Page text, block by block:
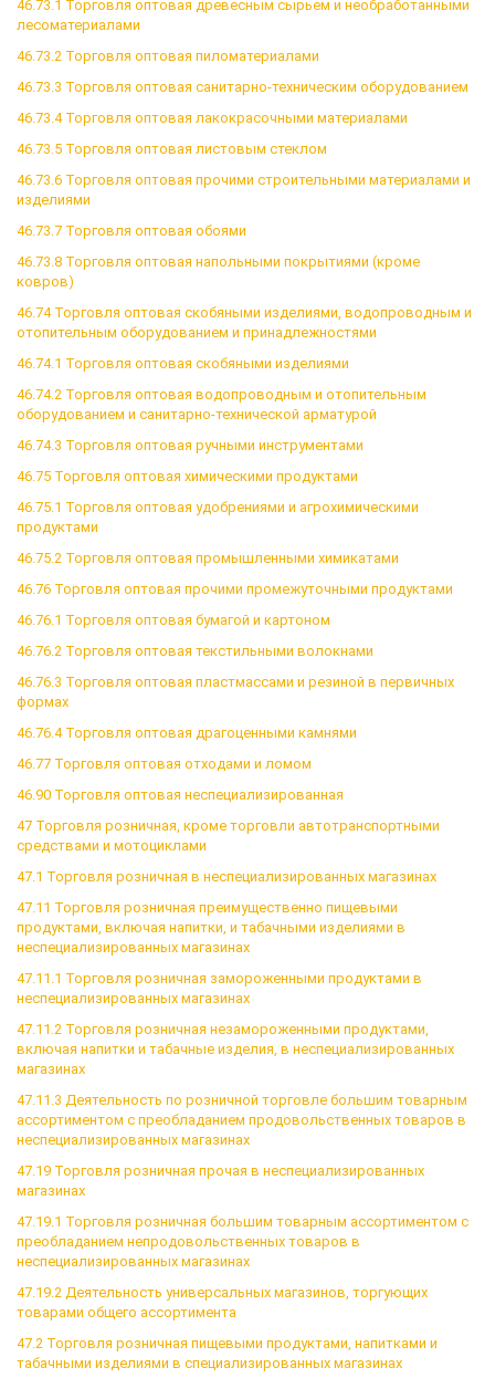
46.73.1 Торговля оптовая древесным сырьем и необработанными
лесоматериалами
46.73.2 Торговля оптовая пиломатериалами
46.73.3 Торговля оптовая санитарно-техническим оборудованием
46.73.4 Торговля оптовая лакокрасочными материалами
46.73.5 Торговля оптовая листовым стеклом
46.73.6 Торговля оптовая прочими строительными материалами и
изделиями
46.73.7 Торговля оптовая обоями
46.73.8 Торговля оптовая напольными покрытиями (кроме
ковров)
46.74 Торговля оптовая скобяными изделиями, водопроводным и
отопительным оборудованием и принадлежностями
46.74.1 Торговля оптовая скобяными изделиями
46.74.2 Торговля оптовая водопроводным и отопительным
оборудованием и санитарно-технической арматурой
46.74.3 Торговля оптовая ручными инструментами
46.75 Торговля оптовая химическими продуктами
46.75.1 Торговля оптовая удобрениями и агрохимическими
продуктами
46.75.2 Торговля оптовая промышленными химикатами
46.76 Торговля оптовая прочими промежуточными продуктами
46.76.1 Торговля оптовая бумагой и картоном
46.76.2 Торговля оптовая текстильными волокнами
46.76.3 Торговля оптовая пластмассами и резиной в первичных
формах
46.76.4 Торговля оптовая драгоценными камнями
46.77 Торговля оптовая отходами и ломом
46.90 Торговля оптовая неспециализированная
47 Торговля розничная, кроме торговли автотранспортными
средствами и мотоциклами
47.1 Торговля розничная в неспециализированных магазинах
47.11 Торговля розничная преимущественно пищевыми
продуктами, включая напитки, и табачными изделиями в
неспециализированных магазинах
47.11.1 Торговля розничная замороженными продуктами в
неспециализированных магазинах
47.11.2 Торговля розничная незамороженными продуктами,
включая напитки и табачные изделия, в неспециализированных
магазинах
47.11.3 Деятельность по розничной торговле большим товарным
ассортиментом с преобладанием продовольственных товаров в
неспециализированных магазинах
47.19 Торговля розничная прочая в неспециализированных
магазинах
47.19.1 Торговля розничная большим товарным ассортиментом с
преобладанием непродовольственных товаров в
неспециализированных магазинах
47.19.2 Деятельность универсальных магазинов, торгующих
товарами общего ассортимента
47.2 Торговля розничная пищевыми продуктами, напитками и
табачными изделиями в специализированных магазинах